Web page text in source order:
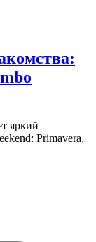
яркий
Primavera.